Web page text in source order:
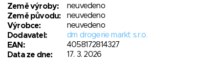
Země výroby:
neuvedeno
Země původu:
neuvedeno
Výrobce:
neuvedeno
Dodavatel:
dm drogerie markt s.r.o.
EAN:
4058172814327
Data ze dne:
17. 3. 2026